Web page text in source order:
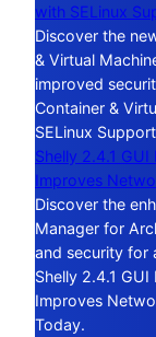
with SELinux
Discover the
& Virtual
improved
Container &
SELinux
Shelly 2.4.1
Improves
Discover the
Manager for
and security for
Shelly 2.4.1
Improves
Today.